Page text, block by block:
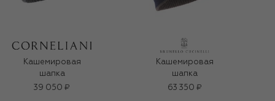
Кашемировая
шапка
39 050 ₽
Кашемировая
шапка
63 350 ₽